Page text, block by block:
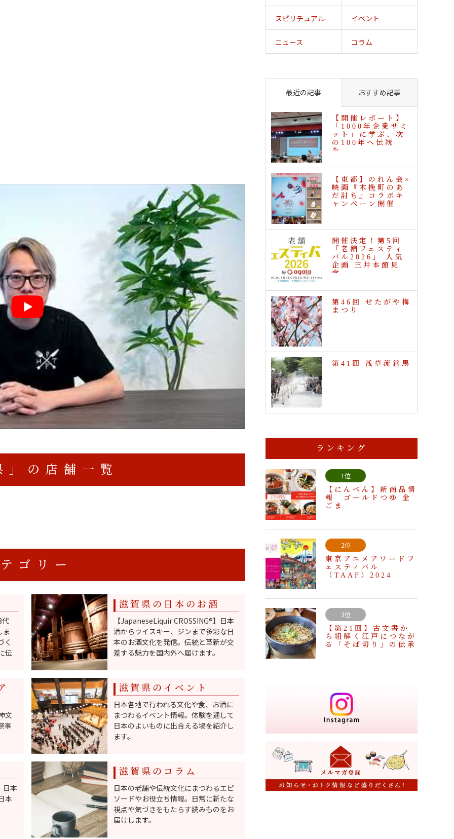
」の店舗一覧
ゴリー
代
ま
く
伝
滋賀県の日本のお酒
【JapaneseLiquir CROSSING®️】日本
酒からウイスキー、ジンまで多彩な日
本のお酒文化を発信。伝統と革新が交
差する魅力を国内外へ届けます。
文
事
滋賀県のイベント
日本各地で行われる文化や食、お酒に
まつわるイベント情報。体験を通して
日本のよいものに出合える場を紹介し
ます。
日本
本
滋賀県のコラム
日本の老舗や伝統文化にまつわるエピ
ソードやお役立ち情報。日常に新たな
視点や気づきをもたらす読みものをお
届けします。
スピリチュアル イベント
ニュース コラム
最近の記事 おすすめ記事
【開催レポート】
「1000年企業サミ
ット」に学ぶ、次
の100年へ伝統
を…
【東都】のれん会×
映画『木挽町のあ
だ討ち』コラボキ
ャンペーン開催…
開催決定！第5回
「老舗フェスティ
バル2026」 人気
企画 三井本館見
学…
第46回 せたがや梅
まつり
第41回 浅草流鏑馬
ランキング
1位
【にんべん】新商品情
報 ゴールドつゆ 金
ごま
2位
東京アニメアワードフ
ェスティバル
（TAAF）2024
3位
【第21回】古文書か
ら紐解く江戸につなが
る「そば切り」の伝承